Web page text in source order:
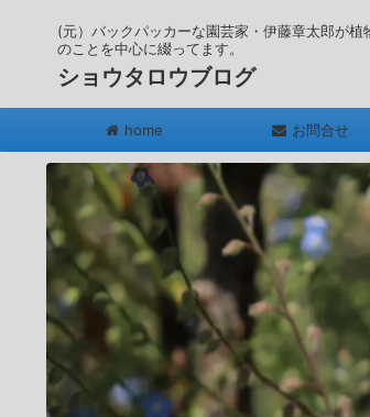
(元）バックパッカーな園芸家・伊藤章太郎が植
のことを中心に綴ってます。
ショウタロウブログ
home お問合せ